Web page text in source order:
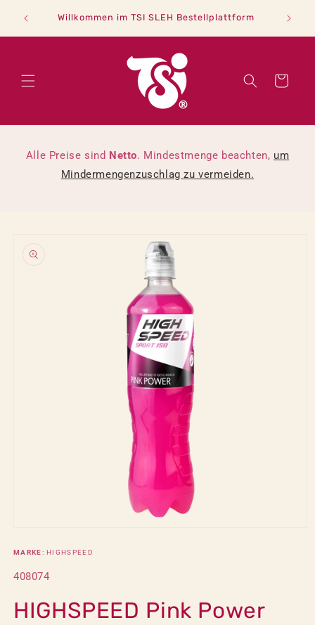
zum
Willkommen im TSI SLEH Bestellplattform 「B2B
Warenkorb
Alle Preise sind Netto. Mindestmenge beachten, um
Mindermengenzuschlag zu vermeiden.
in
öffnen
MARKE: HIGHSPEED
SKU:
408074
HIGHSPEED Pink Power